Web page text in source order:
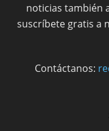
noticias también
suscríbete gratis a
Contáctanos: